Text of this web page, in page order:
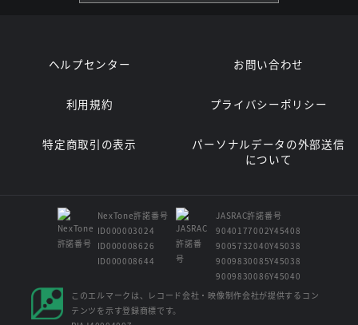
ヘルプセンター お問い合わせ
利用規約 プライバシーポリシー
特定商取引の表示
パーソナルデータの外部送信
について
NexTone許諾番号
ID000003024
ID000008626
ID000008644
JASRAC許諾番号
9040177002Y45408
9005732040Y45038
9009830085Y45038
9009830086Y45040
このエルマークは、レコード会社・映像制作会社が提供するコン
テンツを示す登録商標です。